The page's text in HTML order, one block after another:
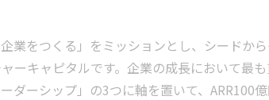
業をつくる」をミッションとし、シードか
ーキャピタルです。企業の成長において最
ダーシップ」の3つに軸を置いて、ARR100